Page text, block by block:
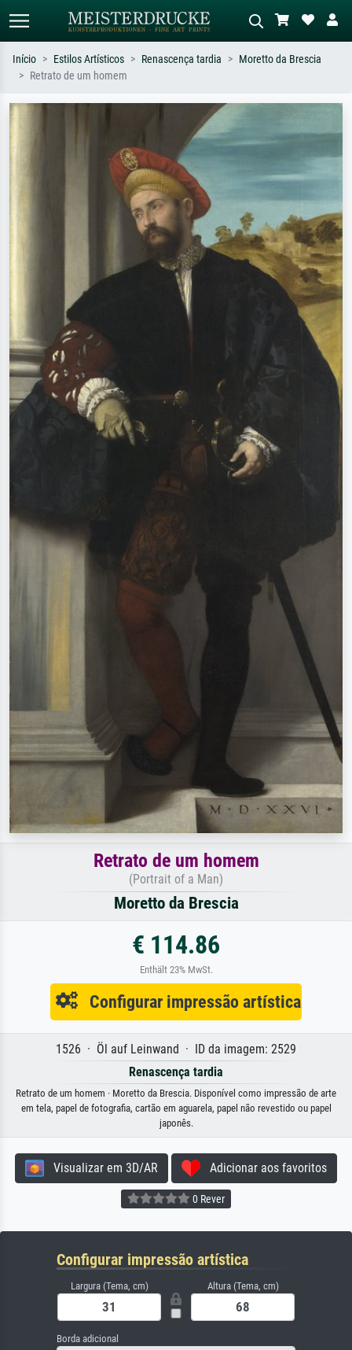
impressionismo, onda de Hokusai, nu.
Descreva a cena – ex: prado verde,
abstrato com muito vermelho, pintura
a óleo escura, nu em pé ao lado de
Início Estilos Artísticos Renascença tardia
Moretto da Brescia
Retrato de um homem
Retrato de um homem
(Portrait of a Man)
Moretto da Brescia
€ 114.86
Enthält 23% MwSt.
Configurar impressão artística
1526 · Öl auf Leinwand · ID da imagem: 2529
Renascença tardia
Retrato de um homem · Moretto da Brescia. Disponível como impressão de arte
em tela, papel de fotografia, cartão em aguarela, papel não revestido ou papel
japonês.
Visualizar em 3D/AR Adicionar aos favoritos
0 Rever
Configurar impressão artística
Largura (Tema, cm) Altura (Tema, cm)
Borda adicional